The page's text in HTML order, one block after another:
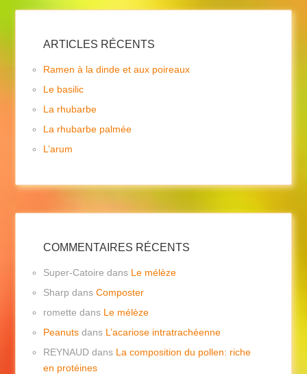
ARTICLES RÉCENTS
Ramen à la dinde et aux poireaux
Le basilic
La rhubarbe
La rhubarbe palmée
L’arum
COMMENTAIRES RÉCENTS
Super-Catoire dans Le mélèze
Sharp dansComposter
romette dans Le mélèze
Peanuts dans L’acariose intratrachéenne
REYNAUD dans La composition du pollen: riche
en protéines